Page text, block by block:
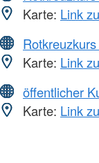
Karte: Link
Karte: Link
öffentlicher
Karte: Link